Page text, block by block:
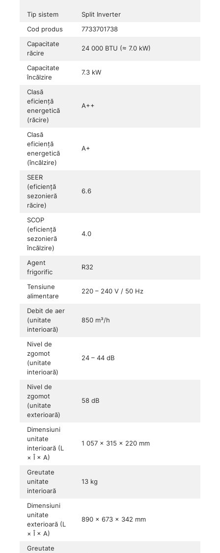
Tip sistem
Split Inverter
Cod produs
7733701738
Capacitate
răcire
24 000 BTU (≈ 7.0 kW)
Capacitate
încălzire
7.3 kW
Clasă
eficiență
energetică
(răcire)
A++
Clasă
eficiență
energetică
(încălzire)
A+
SEER
(eficiență
sezonieră
răcire)
6.6
SCOP
(eficiență
sezonieră
încălzire)
4.0
Agent
frigorific
R32
Tensiune
alimentare
220 – 240 V / 50 Hz
Debit de aer
(unitate
interioară)
850 m³/h
Nivel de
zgomot
(unitate
interioară)
24 – 44 dB
Nivel de
zgomot
(unitate
exterioară)
58 dB
Dimensiuni
unitate
interioară (L
× Î × A)
1 057 × 315 × 220 mm
Greutate
unitate
interioară
13 kg
Dimensiuni
unitate
exterioară (L
× Î × A)
890 × 673 × 342 mm
Greutate